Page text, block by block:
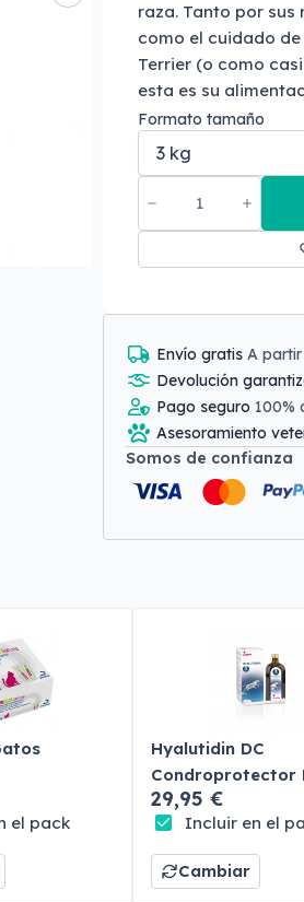
raza. Tanto por sus
como el cuidado de
Terrier (o como
esta es su
Formato tamaño
Envío gratis A
Devolución
Pago seguro 100%
Asesoramiento
Somos de confianza
el pack
Hyalutidin DC
Condroprotector
Perros y Gatos
29,95 €
Incluir en el
Cambiar